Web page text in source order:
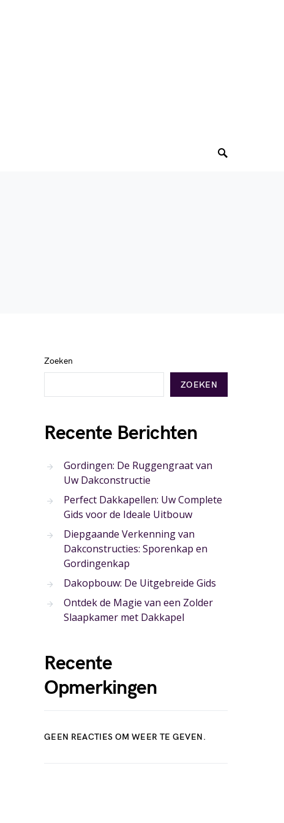
Zoeken
ZOEKEN
Recente Berichten
Gordingen: De Ruggengraat van
Uw Dakconstructie
Perfect Dakkapellen: Uw Complete
Gids voor de Ideale Uitbouw
Diepgaande Verkenning van
Dakconstructies: Sporenkap en
Gordingenkap
Dakopbouw: De Uitgebreide Gids
Ontdek de Magie van een Zolder
Slaapkamer met Dakkapel
Recente
Opmerkingen
GEEN REACTIES OM WEER TE GEVEN.